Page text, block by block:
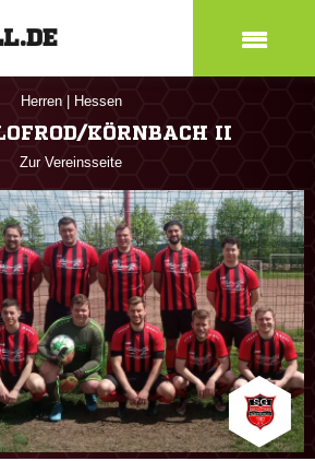
Herren Hessen
KÖRNBACH II
Zur Vereinsseite